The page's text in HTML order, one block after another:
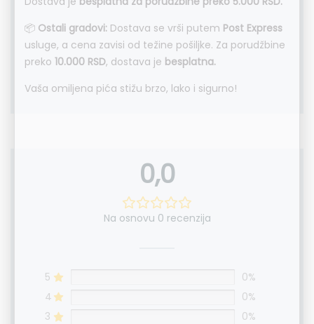
📦 Ostali gradovi: Dostava se vrši putem Post Express
usluge, a cena zavisi od težine pošiljke. Za porudžbine
preko 10.000 RSD, dostava je besplatna.
Vaša omiljena pića stižu brzo, lako i sigurno!
0,0
Na osnovu 0 recenzija
5
0%
4
0%
3
0%